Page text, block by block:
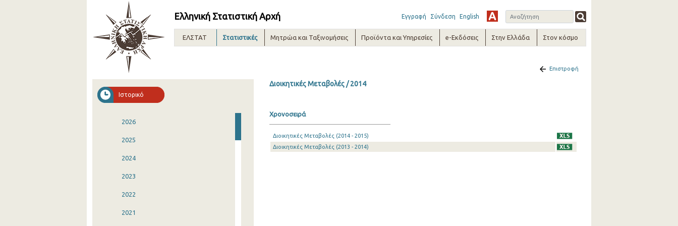
Ελληνική Στατιστική Αρχή Εγγραφή Σύνδεση English
ΕΛΣΤΑΤ Στατιστικές Μητρώα και Ταξινομήσεις Προϊόντα και Υπηρεσίες e-Εκδόσεις Στην Ελλάδα Στον κόσμο
Ιστορικό
2026
2025
2024
2023
2022
2021
Επιστροφή
Διοικητικές Μεταβολές / 2014
Χρονοσειρά
Διοικητικές Μεταβολές (2014 - 2015)
Διοικητικές Μεταβολές (2013 - 2014)